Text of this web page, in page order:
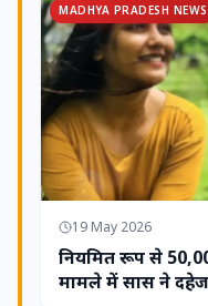
MADHYA PRADESH NEWS
19 May 2026
नियमित रूप से
मामले में सास ने